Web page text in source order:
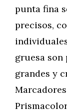
punta fina
precisos,
gruesa son
grandes y